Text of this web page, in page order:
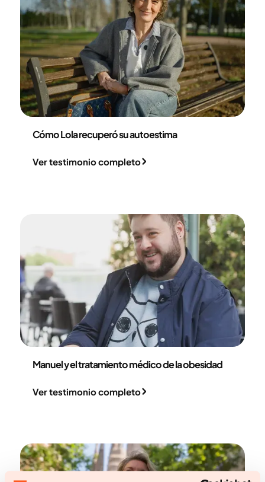
Cómo Lola recuperó su autoestima
Ver testimonio completo
Manuel y el tratamiento médico de la obesidad
Ver testimonio completo